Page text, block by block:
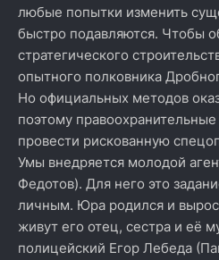
любые попытки изменить
быстро подавляются. Чтобы
стратегического
опытного полковника
Но официальных методов
поэтому
провести рискованную
Умы внедряется молодой
Федотов). Для него это
личным. Юра родился и вырос
живут его отец, сестра и её
полицейский Егор Лебеда